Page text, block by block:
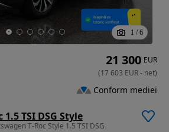
1 / 6
TSI DSG Style
T-Roc Style 1.5 TSI DSG
21 300 EUR
(17 603 EUR- net)
Conform mediei